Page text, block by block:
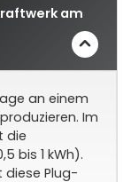
am
an einem
Im
die
bis 1 kWh).
Plug-